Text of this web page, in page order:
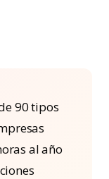
90 tipos
al año